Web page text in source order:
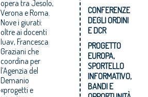
opera tra Jesolo,
Verona e Roma.
Nove i giurati:
oltre ai docenti
Iuav, Francesca
Graziani che
coordina per
l’Agenzia del
Demanio
«progetti e
CONFERENZE
DEGLI ORDINI
E DCR
PROGETTO
EUROPA,
SPORTELLO
INFORMATIVO,
BANDI E